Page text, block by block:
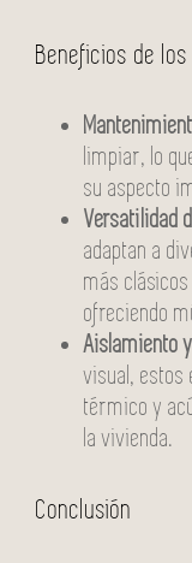
Beneficios de
limpiar, lo
su aspecto
Versatilidad
adaptan a
más
ofreciendo
Aislamiento
visual, estos
térmico y
la vivienda.
Conclusión